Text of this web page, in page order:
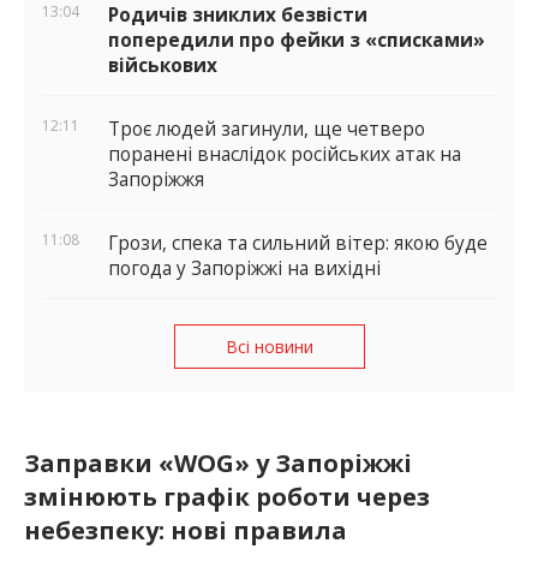
13:04
Родичів зниклих безвісти
попередили про фейки з «списками»
військових
12:11
Троє людей загинули, ще четверо
поранені внаслідок російських атак на
Запоріжжя
11:08
Грози, спека та сильний вітер: якою буде
погода у Запоріжжі на вихідні
Всі новини
Заправки «WOG» у Запоріжжі
змінюють графік роботи через
небезпеку: нові правила